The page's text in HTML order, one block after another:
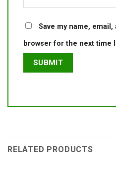
Save my name,
browser for the next time
RELATED PRODUCTS